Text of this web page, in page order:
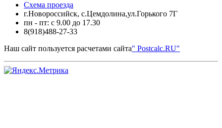
Схема проезда
г.Новороссийск, с.Цемдолина,ул.Горького 7Г
пн - пт: с 9.00 до 17.30
8(918)488-27-33
Наш сайт пользуется расчетами сайта" Postcalc.RU"